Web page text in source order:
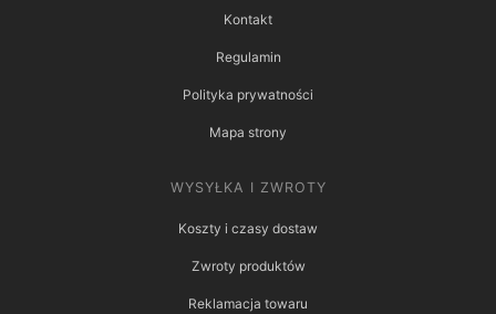
Kontakt
Regulamin
Polityka prywatności
Mapa strony
WYSYŁKA I ZWROTY
Koszty i czasy dostaw
Zwroty produktów
Reklamacja towaru